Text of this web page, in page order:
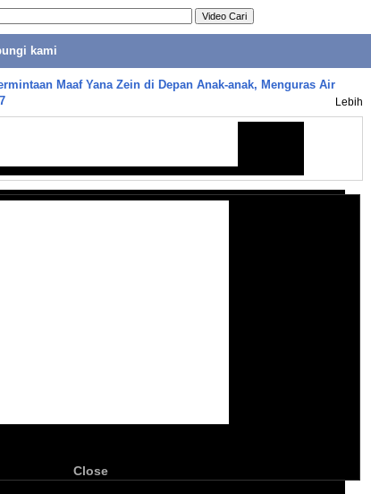
kami
Maaf Yana Zein di Depan Anak-anak, Menguras Air
Lebih
Close